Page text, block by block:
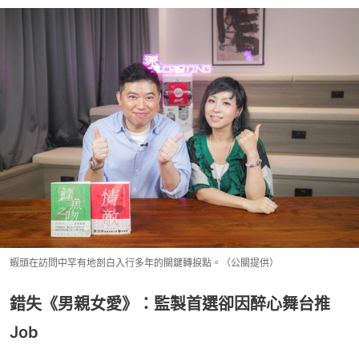
蝦頭在訪問中罕有地剖白入行多年的關鍵轉捩點。（公關提供）
錯失《男親女愛》：監製首選卻因醉心舞台推
Job